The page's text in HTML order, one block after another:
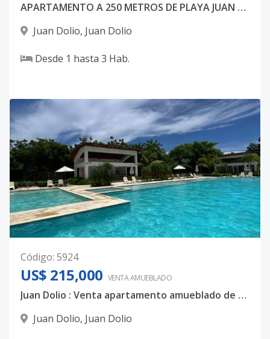
APARTAMENTO A 250 METROS DE PLAYA JUAN DOLIO
Juan Dolio, Juan Dolio
Desde 1 hasta 3 Hab.
Código: 5924
US$ 215,000 VENTA AMUEBLADO
Juan Dolio : Venta apartamento amueblado de 2 Habs, US$215,000
Juan Dolio, Juan Dolio